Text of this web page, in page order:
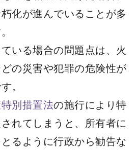
化が進んでいることが多
いる場合の問題点は、火
の災害や犯罪の危険性が
。
別措置法の施行により特
れてしまうと、所有者に
るように行政から勧告な